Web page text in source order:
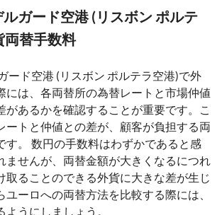
ガード空港 (リスボン ポルテ
両替手数料
ード空港 (リスボン ポルテラ空港)で外
には、各両替所の為替レートと市場仲値
があるかを確認することが重要です。こ
ートと仲値との差が、顧客が負担する両
す。 数円の手数料はわずかであると感
ませんが、両替金額が大きくなるにつれ
取ることのできる外貨に大きな差が生じ
ユーロへの両替方法を比較する際には、
うにしましょう。